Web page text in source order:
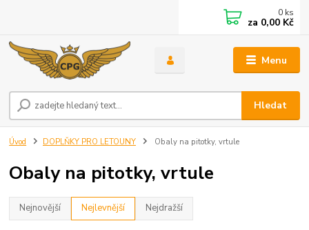
Menu
Hledat
0 ks
za 0,00 Kč
Úvod DOPLŇKY PRO LETOUNY Obaly na pitotky, vrtule
Obaly na pitotky, vrtule
Nejnovější Nejlevnější Nejdražší